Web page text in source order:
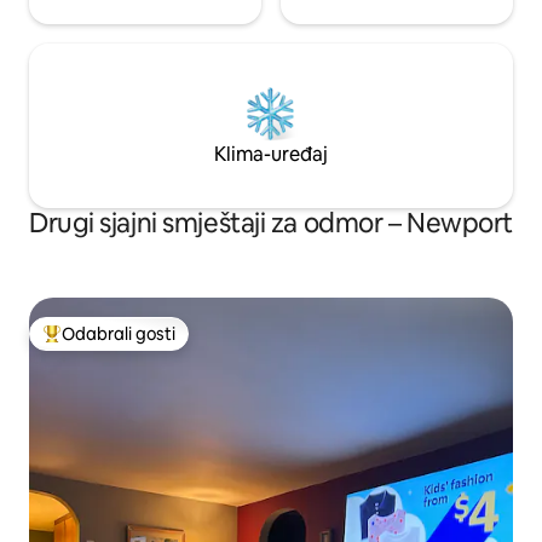
Klima-uređaj
Drugi sjajni smještaji za odmor – Newport
Među najviše rangiranima s oznakom „Odabrali gosti”
Odabrali gosti